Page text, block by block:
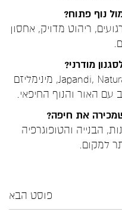
נוף פתוח?
ריהוט מדויק, אחסון
מודרני?
בהחלט. סגנון מודרני, Japandi, Natural Modern, מינימליזם
עם האור והנוף החיפאי.
את חיפה?
הבנייה והטופוגרפיה
למקום.
פוסט הבא